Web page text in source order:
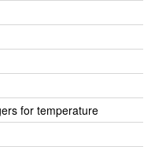
for temperature